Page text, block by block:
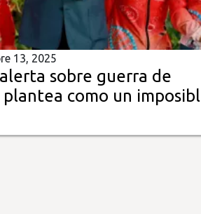
13, 2025
sobre guerra de
plantea como un